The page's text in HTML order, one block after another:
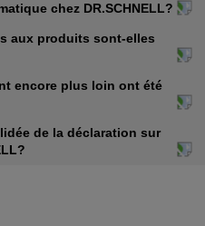
chez DR.SCHNELL?
aux produits sont-elles
encore plus loin ont été
de la déclaration sur